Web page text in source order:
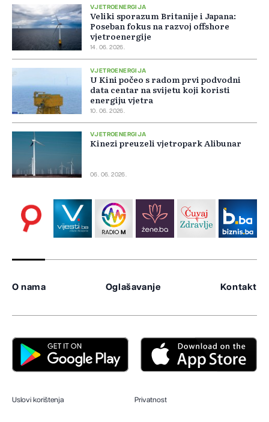
VJETROENERGIJA
Veliki sporazum Britanije i Japana:
Poseban fokus na razvoj offshore
vjetroenergije
14. 06. 2026.
VJETROENERGIJA
U Kini počeo s radom prvi podvodni
data centar na svijetu koji koristi
energiju vjetra
10. 06. 2026.
VJETROENERGIJA
Kinezi preuzeli vjetropark Alibunar
06. 06. 2026.
O nama Oglašavanje Kontakt
Uslovi korištenja Privatnost